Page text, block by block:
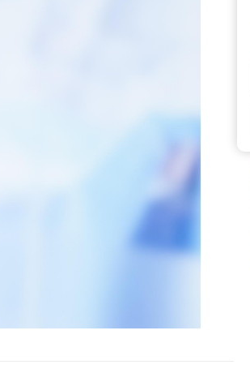
le coma pendant 42 jours
Mordue par un
barracuda, une petite fille
secourue grâce à un
réflexe essentiel
quelle est l’origine de la
contamination ?